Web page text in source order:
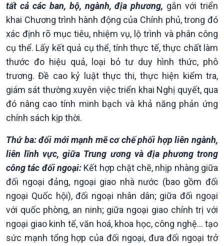
tất cả các ban, bộ, ngành, địa phương, gắn với triển
khai Chương trình hành động của Chính phủ, trong đó
xác định rõ mục tiêu, nhiệm vụ, lộ trình và phân công
cụ thể. Lấy kết quả cụ thể, tính thực tế, thực chất làm
thước đo hiệu quả, loại bỏ tư duy hình thức, phô
trương. Đề cao kỷ luật thực thi, thực hiện kiểm tra,
giám sát thường xuyên việc triển khai Nghị quyết, qua
đó nâng cao tính minh bạch và khả năng phản ứng
chính sách kịp thời.
Thứ ba: đổi mới mạnh mẽ cơ chế phối hợp liên ngành,
liên lĩnh vực, giữa Trung ương và địa phương trong
công tác đối ngoại: Kết hợp chặt chẽ, nhịp nhàng giữa
đối ngoại đảng, ngoại giao nhà nước (bao gồm đối
ngoại Quốc hội), đối ngoại nhân dân; giữa đối ngoại
với quốc phòng, an ninh; giữa ngoại giao chính trị với
ngoại giao kinh tế, văn hoá, khoa học, công nghệ... tạo
sức mạnh tổng hợp của đối ngoại, đưa đối ngoại trở